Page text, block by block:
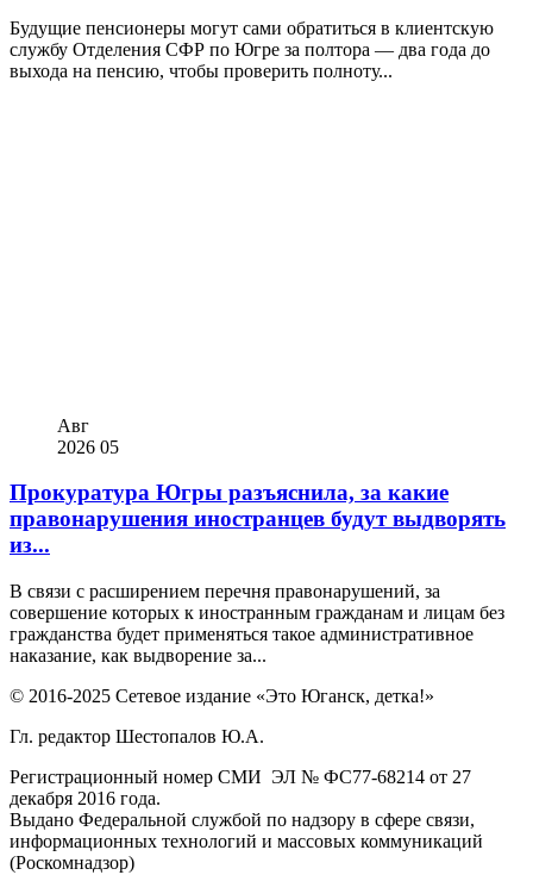
Будущие пенсионеры могут сами обратиться в клиентскую
службу Отделения СФР по Югре за полтора — два года до
выхода на пенсию, чтобы проверить полноту...
Авг
2026 05
Прокуратура Югры разъяснила, за какие
правонарушения иностранцев будут выдворять
из...
В связи с расширением перечня правонарушений, за
совершение которых к иностранным гражданам и лицам без
гражданства будет применяться такое административное
наказание, как выдворение за...
© 2016-2025 Сетевое издание «Это Юганск, детка!»
Гл. редактор Шестопалов Ю.А.
Регистрационный номер СМИ ЭЛ № ФС77-68214 от 27
декабря 2016 года.
Выдано Федеральной службой по надзору в сфере связи,
информационных технологий и массовых коммуникаций
(Роскомнадзор)